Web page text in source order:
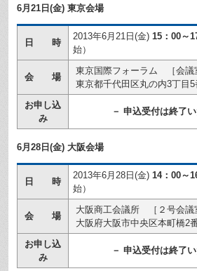
6月21日(金) 東京会場
日 時
2013年6月21日(金) 15：00～
始）
会 場
東京国際フォーラム ［会議
東京都千代田区丸の内3丁目
お申し込
み
－ 申込受付は終了
6月28日(金) 大阪会場
日 時
2013年6月28日(金) 14：00～
始）
会 場
大阪商工会議所 ［２号会議
大阪府大阪市中央区本町橋2
お申し込
み
－ 申込受付は終了